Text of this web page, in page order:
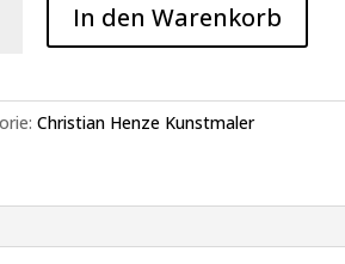
In den Warenkorb
Christian Henze Kunstmaler